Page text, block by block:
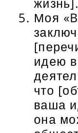
Моя
идею
что
ваша
она